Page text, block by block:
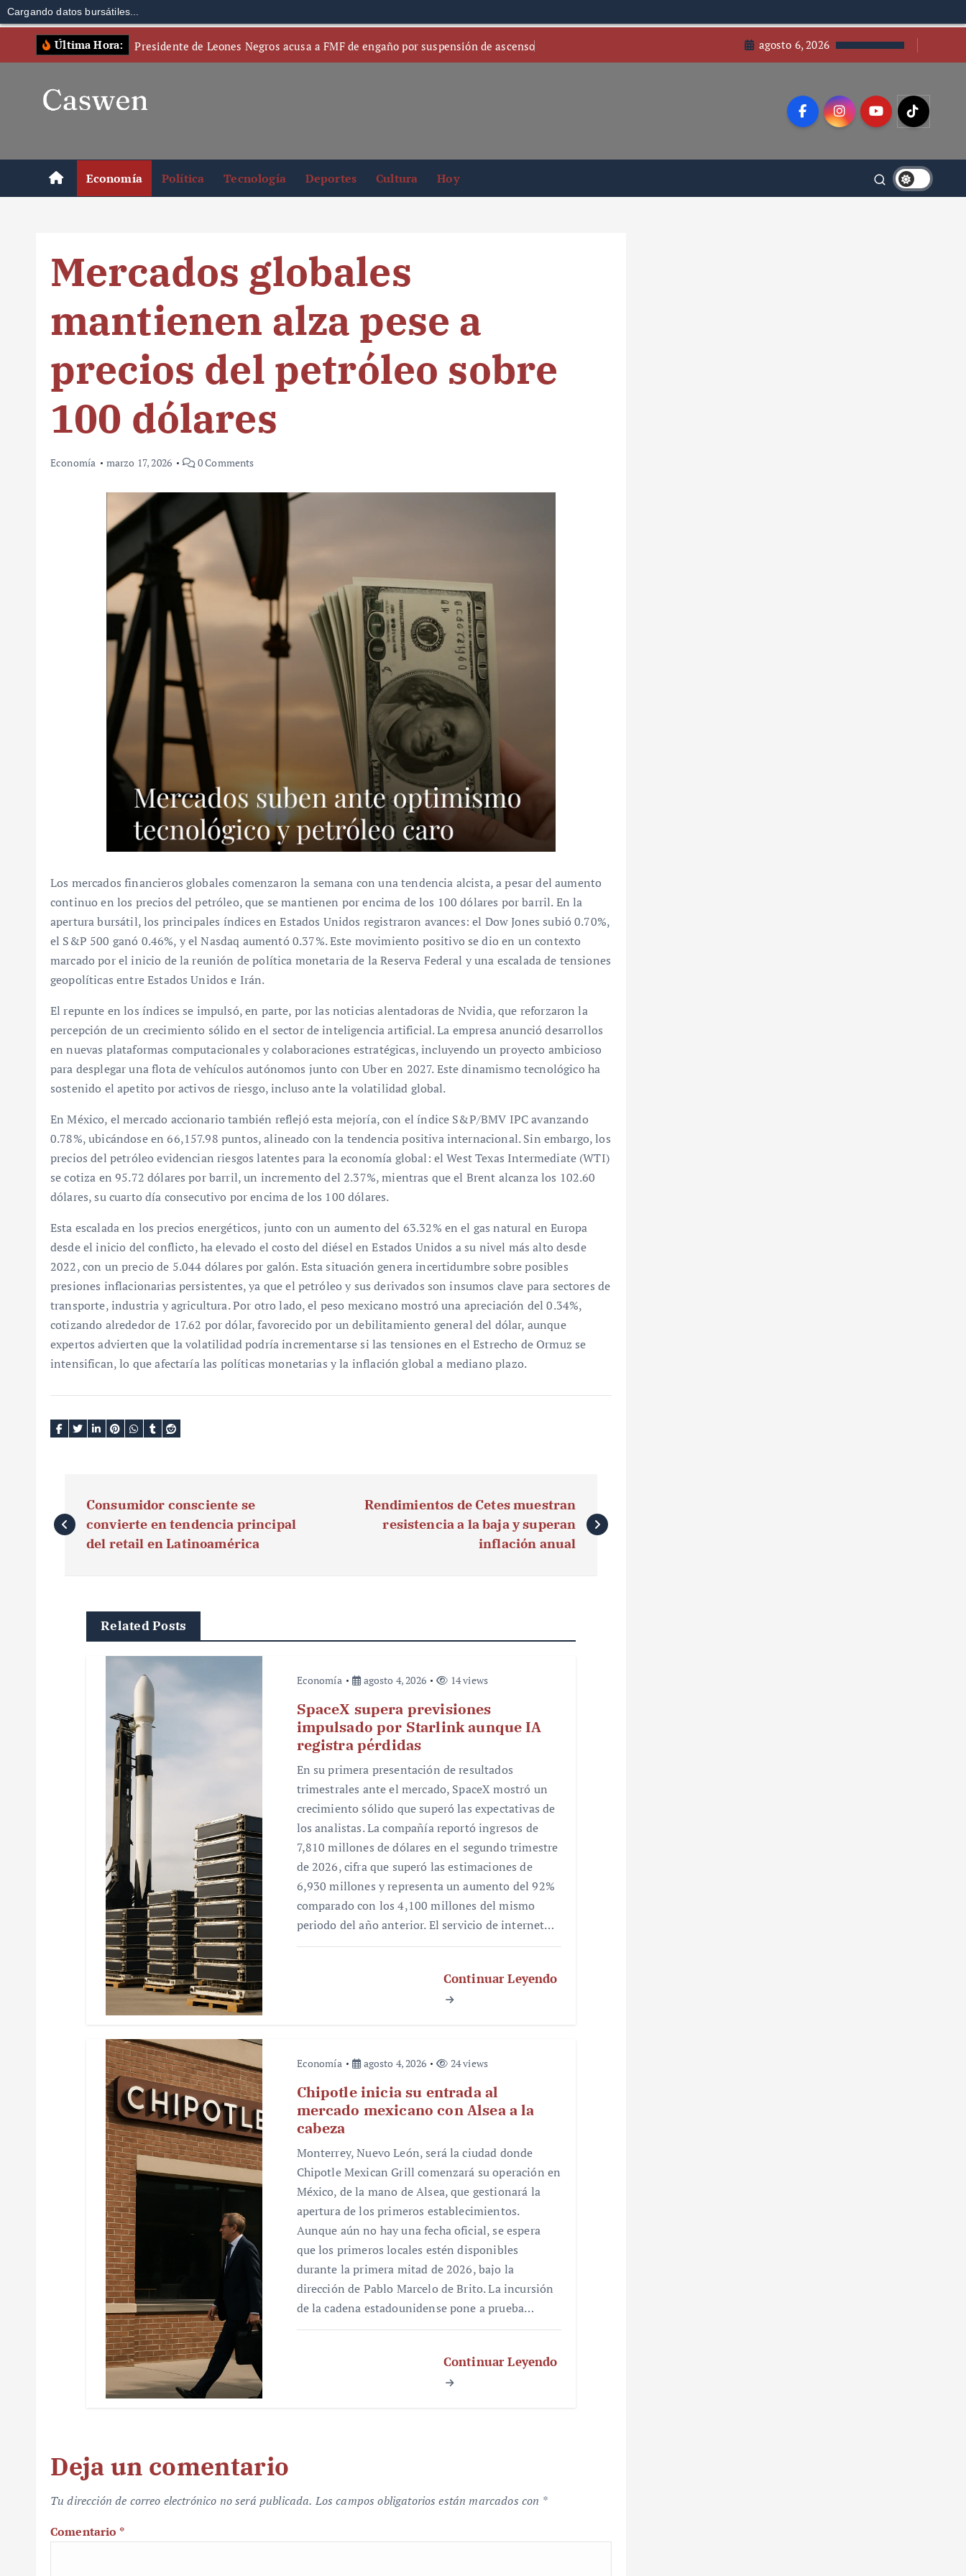
Cargando datos bursátiles...
Última Hora: Presidente de Leones Negros acusa a FMF de engaño por suspensión de ascenso agosto 6, 2026
Economía Política Tecnología Deportes Cultura Hoy
Mercados globales
mantienen alza pese a
precios del petróleo sobre
100 dólares
Economía marzo 17, 2026 0 Comments
Los mercados financieros globales comenzaron la semana con una tendencia alcista, a pesar del aumento
continuo en los precios del petróleo, que se mantienen por encima de los 100 dólares por barril. En la
apertura bursátil, los principales índices en Estados Unidos registraron avances: el Dow Jones subió 0.70%,
el S&P 500 ganó 0.46%, y el Nasdaq aumentó 0.37%. Este movimiento positivo se dio en un contexto
marcado por el inicio de la reunión de política monetaria de la Reserva Federal y una escalada de tensiones
geopolíticas entre Estados Unidos e Irán.
El repunte en los índices se impulsó, en parte, por las noticias alentadoras de Nvidia, que reforzaron la
percepción de un crecimiento sólido en el sector de inteligencia artificial. La empresa anunció desarrollos
en nuevas plataformas computacionales y colaboraciones estratégicas, incluyendo un proyecto ambicioso
para desplegar una flota de vehículos autónomos junto con Uber en 2027. Este dinamismo tecnológico ha
sostenido el apetito por activos de riesgo, incluso ante la volatilidad global.
En México, el mercado accionario también reflejó esta mejoría, con el índice S&P/BMV IPC avanzando
0.78%, ubicándose en 66,157.98 puntos, alineado con la tendencia positiva internacional. Sin embargo, los
precios del petróleo evidencian riesgos latentes para la economía global: el West Texas Intermediate (WTI)
se cotiza en 95.72 dólares por barril, un incremento del 2.37%, mientras que el Brent alcanza los 102.60
dólares, su cuarto día consecutivo por encima de los 100 dólares.
Esta escalada en los precios energéticos, junto con un aumento del 63.32% en el gas natural en Europa
desde el inicio del conflicto, ha elevado el costo del diésel en Estados Unidos a su nivel más alto desde
2022, con un precio de 5.044 dólares por galón. Esta situación genera incertidumbre sobre posibles
presiones inflacionarias persistentes, ya que el petróleo y sus derivados son insumos clave para sectores de
transporte, industria y agricultura. Por otro lado, el peso mexicano mostró una apreciación del 0.34%,
cotizando alrededor de 17.62 por dólar, favorecido por un debilitamiento general del dólar, aunque
expertos advierten que la volatilidad podría incrementarse si las tensiones en el Estrecho de Ormuz se
intensifican, lo que afectaría las políticas monetarias y la inflación global a mediano plazo.
a
Consumidor consciente se
convierte en tendencia principal
del retail en Latinoamérica
Rendimientos de Cetes muestran
resistencia a la baja y superan
inflación anual
Related Posts
Economía agosto 4, 2026 14 views
SpaceX supera previsiones
impulsado por Starlink aunque IA
registra pérdidas
En su primera presentación de resultados
trimestrales ante el mercado, SpaceX mostró un
crecimiento sólido que superó las expectativas de
los analistas. La compañía reportó ingresos de
7,810 millones de dólares en el segundo trimestre
de 2026, cifra que superó las estimaciones de
6,930 millones y representa un aumento del 92%
comparado con los 4,100 millones del mismo
periodo del año anterior. El servicio de internet…
Continuar Leyendo
Economía agosto 4, 2026 24 views
Chipotle inicia su entrada al
mercado mexicano con Alsea a la
cabeza
Monterrey, Nuevo León, será la ciudad donde
Chipotle Mexican Grill comenzará su operación en
México, de la mano de Alsea, que gestionará la
apertura de los primeros establecimientos.
Aunque aún no hay una fecha oficial, se espera
que los primeros locales estén disponibles
durante la primera mitad de 2026, bajo la
dirección de Pablo Marcelo de Brito. La incursión
de la cadena estadounidense pone a prueba…
Continuar Leyendo
Deja un comentario
Tu dirección de correo electrónico no será publicada. Los campos obligatorios están marcados con *
Comentario *